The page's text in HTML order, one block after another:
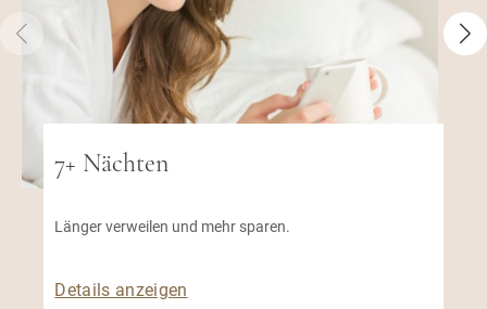
7+ Nächten
Länger verweilen und mehr sparen.
Details anzeigen